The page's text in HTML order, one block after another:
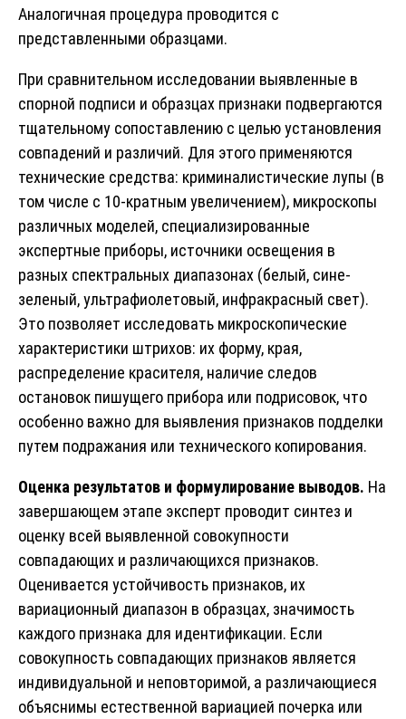
Аналогичная процедура проводится с
представленными образцами.
При сравнительном исследовании выявленные в
спорной подписи и образцах признаки подвергаются
тщательному сопоставлению с целью установления
совпадений и различий. Для этого применяются
технические средства: криминалистические лупы (в
том числе с 10-кратным увеличением), микроскопы
различных моделей, специализированные
экспертные приборы, источники освещения в
разных спектральных диапазонах (белый, сине-
зеленый, ультрафиолетовый, инфракрасный свет).
Это позволяет исследовать микроскопические
характеристики штрихов: их форму, края,
распределение красителя, наличие следов
остановок пишущего прибора или подрисовок, что
особенно важно для выявления признаков подделки
путем подражания или технического копирования.
Оценка результатов и формулирование выводов. На
завершающем этапе эксперт проводит синтез и
оценку всей выявленной совокупности
совпадающих и различающихся признаков.
Оценивается устойчивость признаков, их
вариационный диапазон в образцах, значимость
каждого признака для идентификации. Если
совокупность совпадающих признаков является
индивидуальной и неповторимой, а различающиеся
объяснимы естественной вариацией почерка или